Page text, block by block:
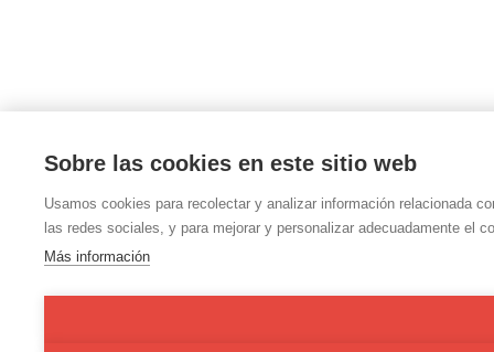
Sobre las cookies en este sitio web
Usamos cookies para recolectar y analizar información relacionada
las redes sociales, y para mejorar y personalizar adecuadamente el
Más información